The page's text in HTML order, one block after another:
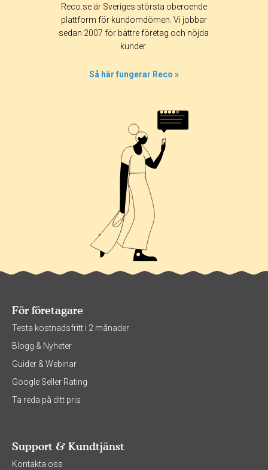
365 dagar 90 dagar
30 dagar
Reco.se är Sveriges största oberoende
plattform för kundomdömen. Vi jobbar
sedan 2007 för bättre företag och nöjda
kunder.
Så här fungerar Reco »
För företagare
Testa kostnadsfritt i 2 månader
Blogg & Nyheter
Guider & Webinar
Google Seller Rating
Ta reda på ditt pris
Support & Kundtjänst
Kontakta oss